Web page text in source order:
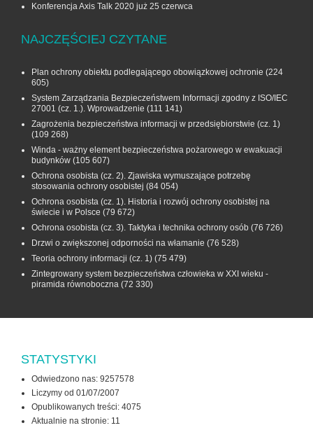
Konferencja Axis Talk 2020 już 25 czerwca
NAJCZĘŚCIEJ CZYTANE
Plan ochrony obiektu podlegającego obowiązkowej ochronie (224
605)
System Zarządzania Bezpieczeństwem Informacji zgodny z ISO/IEC
27001 (cz. 1.). Wprowadzenie (111 141)
Zagrożenia bezpieczeństwa informacji w przedsiębiorstwie (cz. 1)
(109 268)
Winda - ważny element bezpieczeństwa pożarowego w ewakuacji
budynków (105 607)
Ochrona osobista (cz. 2). Zjawiska wymuszające potrzebę
stosowania ochrony osobistej (84 054)
Ochrona osobista (cz. 1). Historia i rozwój ochrony osobistej na
świecie i w Polsce (79 672)
Ochrona osobista (cz. 3). Taktyka i technika ochrony osób (76 726)
Drzwi o zwiększonej odporności na włamanie (76 528)
Teoria ochrony informacji (cz. 1) (75 479)
Zintegrowany system bezpieczeństwa człowieka w XXI wieku -
piramida równoboczna (72 330)
STATYSTYKI
Odwiedzono nas: 9257578
Liczymy od 01/07/2007
Opublikowanych treści: 4075
Aktualnie na stronie: 11